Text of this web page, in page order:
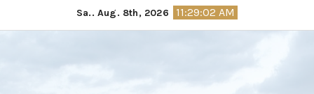
zum
Sa.. Aug. 8th, 2026 11:29:04 AM